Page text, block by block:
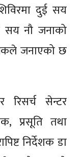
दुई सय
सय नौ जनाको
जनाएको छ
रिसर्च सेन्टर
प्रसूति तथा
निर्देशक डा